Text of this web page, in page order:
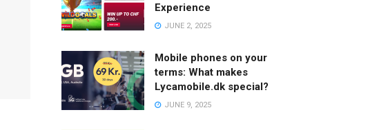
Experience
JUNE 2, 2025
Mobile phones on your
terms: What makes
Lycamobile.dk special?
JUNE 9, 2025